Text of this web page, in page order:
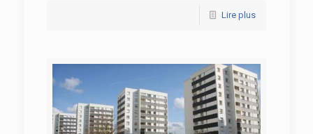
Lire plus